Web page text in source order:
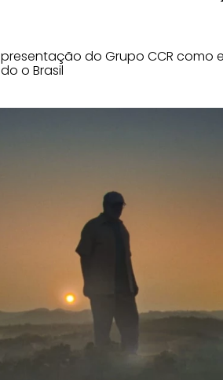
do Grupo CCR como
o Brasil